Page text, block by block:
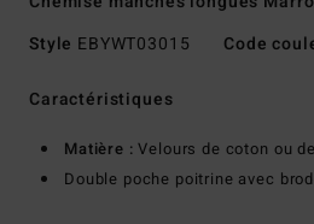
Style EBYWT03015 Code
Caractéristiques
Matière : Velours de coton ou
Double poche poitrine avec